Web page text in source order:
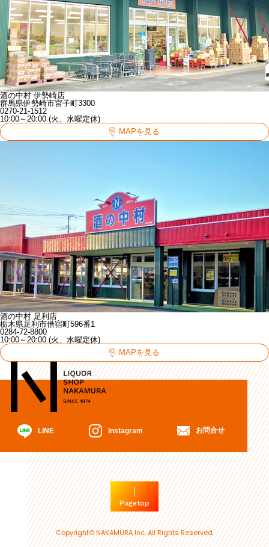
酒の中村 伊勢崎店
群馬県伊勢崎市宮子町3300
0270-21-1512
10:00～20:00 (火、水曜定休)
MAPを見る
酒の中村 足利店
栃木県足利市借宿町596番1
0284-72-8800
10:00～20:00 (火、水曜定休)
MAPを見る
LINE Instagram お問合せ
Pagetop
Copyright© NAKAMURA Inc. All Rights Reserved.